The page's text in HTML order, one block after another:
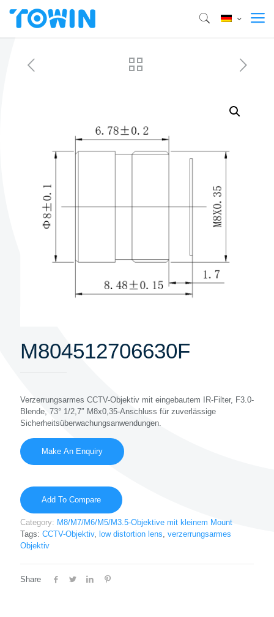
M804512706630F
Verzerrungsarmes CCTV-Objektiv mit eingebautem IR-Filter, F3.0-
Blende, 73° 1/2,7″ M8x0,35-Anschluss für zuverlässige
Sicherheitsüberwachungsanwendungen.
Add To Compare
Category: M8/M7/M6/M5/M3.5-Objektive mit kleinem Mount
Tags: CCTV-Objektiv, low distortion lens, verzerrungsarmes
Objektiv
Share